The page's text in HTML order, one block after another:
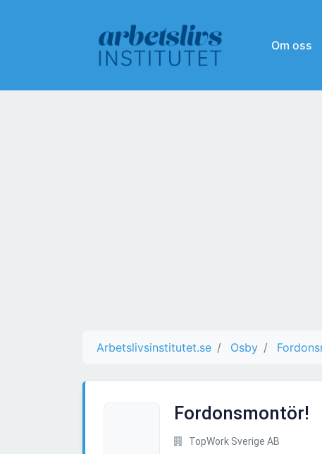
Om oss
Arbetslivsinstitutet.se Osby
Fordonsmontör!
TopWork Sverige AB